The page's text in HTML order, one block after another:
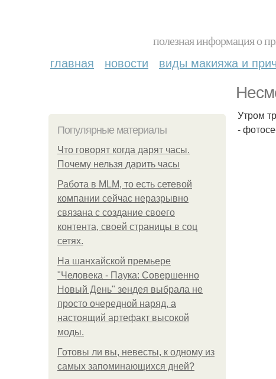
полезная информация о
главная новости виды макияжа и
Популярные материалы
Что говорят когда дарят часы.
Почему нельзя дарить часы
Работа в MLM, то есть сетевой
компании сейчас неразрывно
связана с создание своего
контента, своей страницы в соц
сетях.
На шанхайской премьере
"Человека - Паука: Совершенно
Новый День" зендея выбрала не
просто очередной наряд, а
настоящий артефакт высокой
моды.
Готовы ли вы, невесты, к одному из
самых запоминающихся дней?
Утром
-